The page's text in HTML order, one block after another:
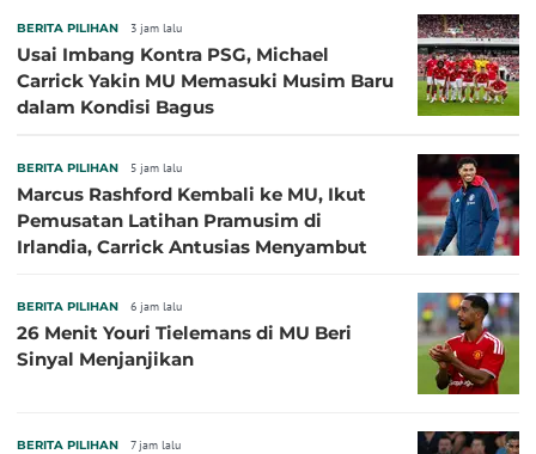
BERITA PILIHAN 3 jam lalu
Usai Imbang Kontra PSG, Michael
Carrick Yakin MU Memasuki Musim Baru
dalam Kondisi Bagus
BERITA PILIHAN 5 jam lalu
Marcus Rashford Kembali ke MU, Ikut
Pemusatan Latihan Pramusim di
Irlandia, Carrick Antusias Menyambut
BERITA PILIHAN 6 jam lalu
26 Menit Youri Tielemans di MU Beri
Sinyal Menjanjikan
BERITA PILIHAN 7 jam lalu